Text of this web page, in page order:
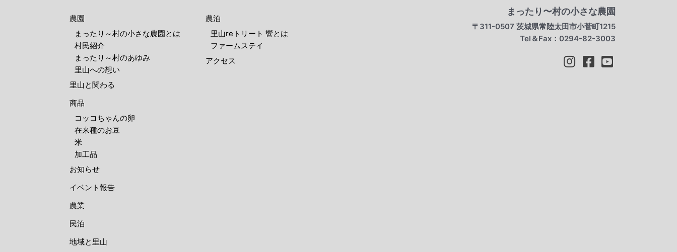
農園
まったり～村の小さな農園とは
村民紹介
まったり～村のあゆみ
里山への想い
里山と関わる
商品
コッコちゃんの卵
在来種のお豆
米
加工品
お知らせ
イベント報告
農業
民泊
地域と里山
農泊
里山reトリート 響とは
ファームステイ
アクセス
まったり〜村の小さな農園
〒311-0507 茨城県常陸太田市小菅町1215
Tel＆Fax：0294-82-3003